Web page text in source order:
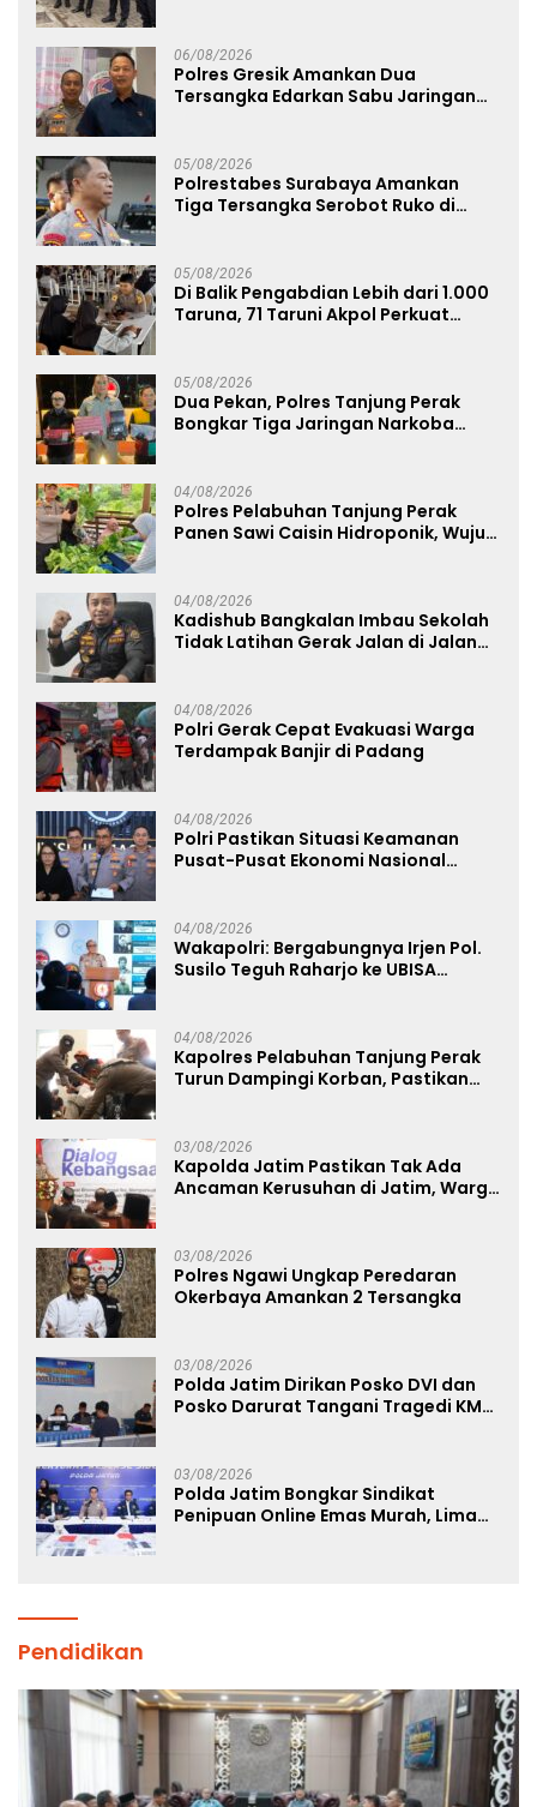
06/08/2026
Polres Gresik Amankan Dua
Tersangka Edarkan Sabu Jaringan
05/08/2026
Polrestabes Surabaya Amankan
Tiga Tersangka Serobot Ruko di
05/08/2026
Di Balik Pengabdian Lebih dari 1.000
Taruna, 71 Taruni Akpol Perkuat
05/08/2026
Dua Pekan, Polres Tanjung Perak
Bongkar Tiga Jaringan Narkoba
04/08/2026
Polres Pelabuhan Tanjung Perak
Panen Sawi Caisin Hidroponik, Wujud
04/08/2026
Kadishub Bangkalan Imbau Sekolah
Tidak Latihan Gerak Jalan di Jalan
04/08/2026
Polri Gerak Cepat Evakuasi Warga
Terdampak Banjir di Padang
04/08/2026
Polri Pastikan Situasi Keamanan
Pusat-Pusat Ekonomi Nasional
04/08/2026
Wakapolri: Bergabungnya Irjen Pol.
Susilo Teguh Raharjo ke UBISA
04/08/2026
Kapolres Pelabuhan Tanjung Perak
Turun Dampingi Korban, Pastikan
03/08/2026
Kapolda Jatim Pastikan Tak Ada
Ancaman Kerusuhan di Jatim, Warga
03/08/2026
Polres Ngawi Ungkap Peredaran
Okerbaya Amankan 2 Tersangka
03/08/2026
Polda Jatim Dirikan Posko DVI dan
Posko Darurat Tangani Tragedi KMP
03/08/2026
Polda Jatim Bongkar Sindikat
Penipuan Online Emas Murah, Lima
Pendidikan